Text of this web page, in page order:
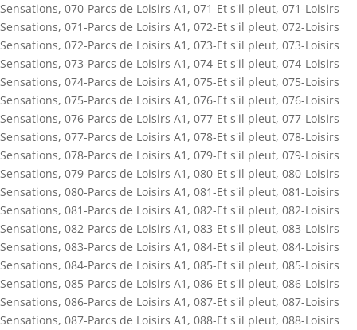
Sensations, 070-Parcs de Loisirs A1 , 071-Et s'il pleut, 071-Loisirs
Sensations, 071-Parcs de Loisirs A1 , 072-Et s'il pleut, 072-Loisirs
Sensations, 072-Parcs de Loisirs A1 , 073-Et s'il pleut, 073-Loisirs
Sensations, 073-Parcs de Loisirs A1 , 074-Et s'il pleut, 074-Loisirs
Sensations, 074-Parcs de Loisirs A1 , 075-Et s'il pleut, 075-Loisirs
Sensations, 075-Parcs de Loisirs A1 , 076-Et s'il pleut, 076-Loisirs
Sensations, 076-Parcs de Loisirs A1 , 077-Et s'il pleut, 077-Loisirs
Sensations, 077-Parcs de Loisirs A1 , 078-Et s'il pleut, 078-Loisirs
Sensations, 078-Parcs de Loisirs A1 , 079-Et s'il pleut, 079-Loisirs
Sensations, 079-Parcs de Loisirs A1 , 080-Et s'il pleut, 080-Loisirs
Sensations, 080-Parcs de Loisirs A1 , 081-Et s'il pleut, 081-Loisirs
Sensations, 081-Parcs de Loisirs A1 , 082-Et s'il pleut, 082-Loisirs
Sensations, 082-Parcs de Loisirs A1 , 083-Et s'il pleut, 083-Loisirs
Sensations, 083-Parcs de Loisirs A1 , 084-Et s'il pleut, 084-Loisirs
Sensations, 084-Parcs de Loisirs A1 , 085-Et s'il pleut, 085-Loisirs
Sensations, 085-Parcs de Loisirs A1 , 086-Et s'il pleut, 086-Loisirs
Sensations, 086-Parcs de Loisirs A1 , 087-Et s'il pleut, 087-Loisirs
Sensations, 087-Parcs de Loisirs A1 , 088-Et s'il pleut, 088-Loisirs